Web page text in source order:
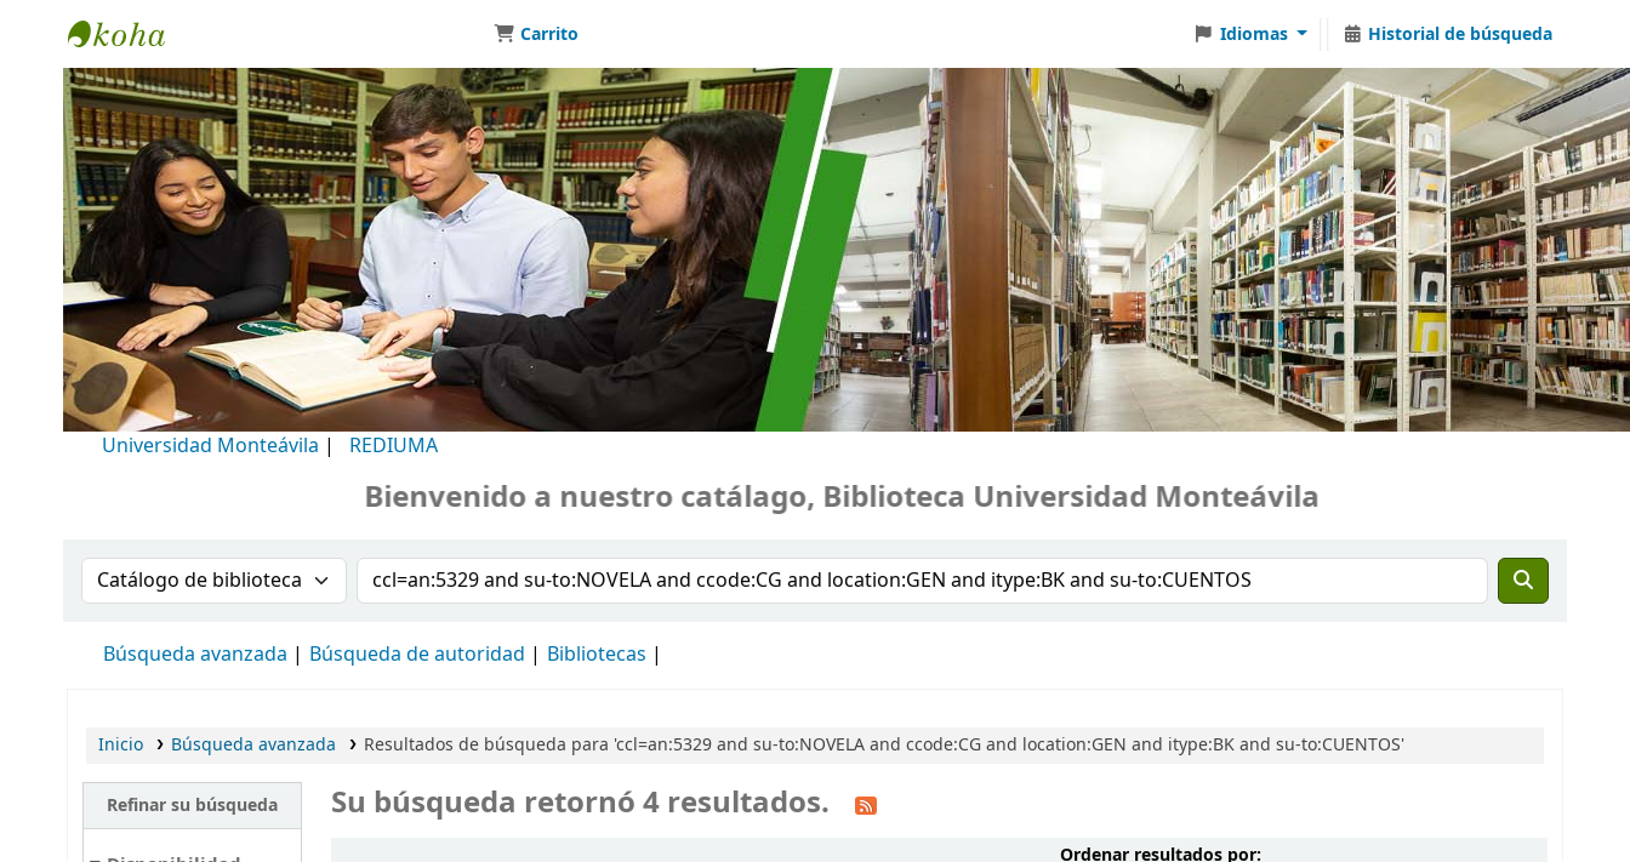
Biblioteca Universidad Monteávila
Carrito Idiomas Historial de búsqueda
Universidad Monteávila | REDIUMA
Bienvenido a nuestro catálago, Biblioteca Universidad Monteávila
Buscar en el catálogo por:Buscar en el catálogo
Búsqueda avanzada Búsqueda de autoridad Bibliotecas
Inicio Búsqueda avanzada Resultados de búsqueda para 'ccl=an:5329 and su-to:NOVELA and ccode:CG and location:GEN and itype:BK and su-to:CUENTOS'
Refinar su búsqueda Su búsqueda retornó 4 resultados.
Ordenar resultados por:Ordenar por: